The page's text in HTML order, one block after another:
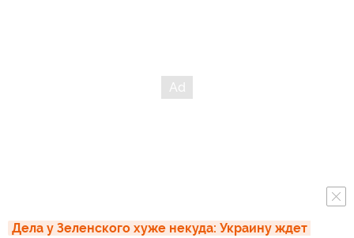
Дела у Зеленского хуже некуда: Украину ждет